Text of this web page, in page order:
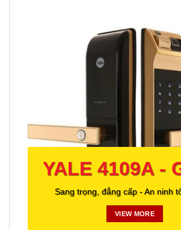
YALE 4109A -
Sang trọng, đẳng cấp - An ninh
VIEW MORE